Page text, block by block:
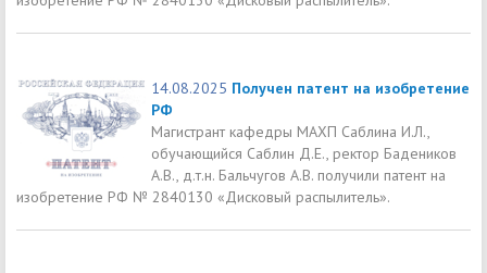
14.08.2025 Получен патент на изобретение
РФ
Магистрант кафедры МАХП Саблина И.Л.,
обучающийся Саблин Д.Е., ректор Бадеников
А.В., д.т.н. Бальчугов А.В. получили патент на
изобретение РФ № 2840130 «Дисковый распылитель».